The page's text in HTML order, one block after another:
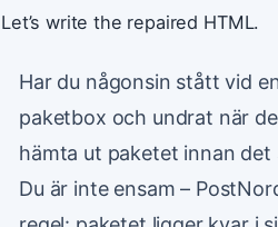
Let’s write the repaired HTML.
Har du någonsin stått vid
paketbox och undrat när
hämta ut paketet innan det
Du är inte ensam –